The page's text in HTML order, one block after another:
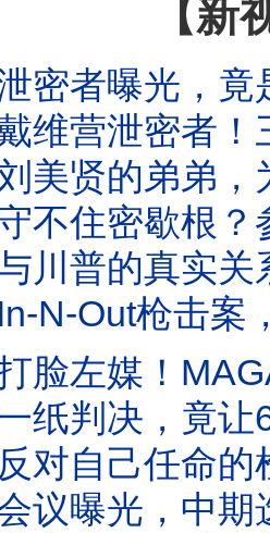
【新
空军部长！马姆达尼私下究竟什么样？《
三种说法互相矛盾？白宫突然换路，
然称霸加州女子体育？川普演讲救孩子，一个
员初选进步派爆冷胜出，揭开民主党真正
关系。布兰奇确认闯过第一关。
普通人却迎著枪声冲了过去，救了更多人
反叛者大集结。卡维尔警告
人冲向西班牙？一则谣言、一份判决、
官！倒影池案突然反转？哈里斯首次释
策略转向？川普借西班牙移民危机喊话“